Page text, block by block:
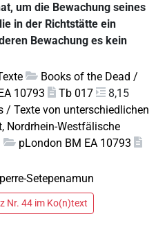
um die Bewachung seines
in der Richtstätte ein
Bewachung es kein
Books of the Dead /
10793 Tb 017
8,15
/ Texte von unterschiedlichen
Nordrhein-Westfälische
pLondon BM EA 10793
Setepenamun
Satz Nr. 44 im Ko(n)text